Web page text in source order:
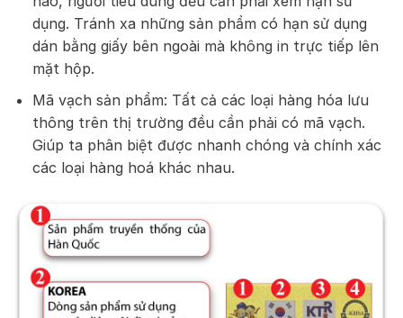
dụng. Tránh xa những sản phẩm có hạn sử dụng
dán bằng giấy bên ngoài mà không in trực tiếp lên
mặt hộp.
Mã vạch sản phẩm: Tất cả các loại hàng hóa lưu
thông trên thị trường đều cần phải có mã vạch.
Giúp ta phân biệt được nhanh chóng và chính xác
các loại hàng hoá khác nhau.